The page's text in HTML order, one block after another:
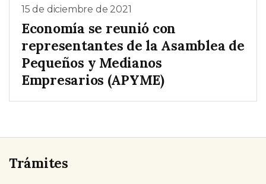
15 de diciembre de 2021
Economía se reunió con
representantes de la Asamblea de
Pequeños y Medianos
Empresarios (APYME)
Trámites